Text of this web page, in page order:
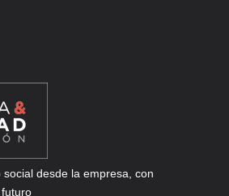
desde la empresa, con